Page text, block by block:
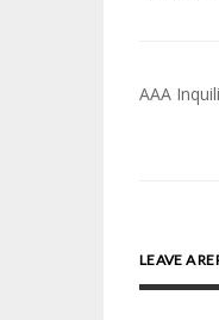
Post
AAA
LEAVE A